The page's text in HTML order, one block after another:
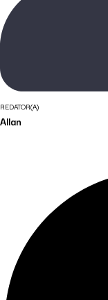
REDATOR(A)
Allan